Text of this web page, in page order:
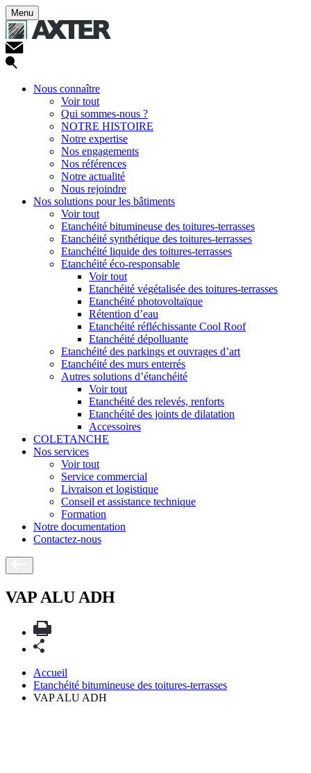
Menu
Nous connaître
Voir tout
Qui sommes-nous ?
NOTRE HISTOIRE
Notre expertise
Nos engagements
Nos références
Notre actualité
Nous rejoindre
Nos solutions pour les bâtiments
Voir tout
Etanchéité bitumineuse des toitures-terrasses
Etanchéité synthétique des toitures-terrasses
Etanchéité liquide des toitures-terrasses
Etanchéité éco-responsable
Voir tout
Etanchéité végétalisée des toitures-terrasses
Etanchéité photovoltaïque
Rétention d’eau
Etanchéité réfléchissante Cool Roof
Etanchéité dépolluante
Etanchéité des parkings et ouvrages d’art
Etanchéité des murs enterrés
Autres solutions d’étanchéité
Voir tout
Etanchéité des relevés, renforts
Etanchéité des joints de dilatation
Accessoires
COLETANCHE
Nos services
Voir tout
Service commercial
Livraison et logistique
Conseil et assistance technique
Formation
Notre documentation
Contactez-nous
VAP ALU ADH
Accueil
Etanchéité bitumineuse des toitures-terrasses
VAP ALU ADH